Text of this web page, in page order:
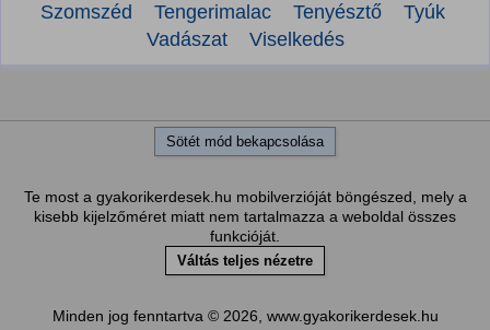
Szomszéd
Tengerimalac Tenyésztő
Tyúk
Vadászat
Viselkedés
Sötét mód bekapcsolása
Te most a gyakorikerdesek.hu mobilverzióját böngészed, mely a
kisebb kijelzőméret miatt nem tartalmazza a weboldal összes
funkcióját.
Váltás teljes nézetre
Minden jog fenntartva © 2026, www.gyakorikerdesek.hu